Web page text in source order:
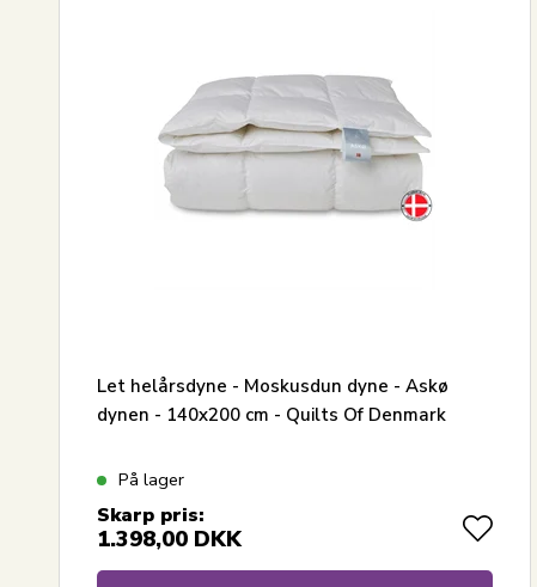
Let helårsdyne - Moskusdun dyne - Askø
dynen - 140x200 cm - Quilts Of Denmark
På lager
Skarp pris:
1.398,00 DKK